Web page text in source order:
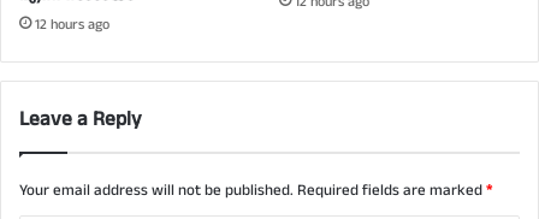
12 hours ago
Leave a Reply
Your email address will not be published. Required fields are marked*